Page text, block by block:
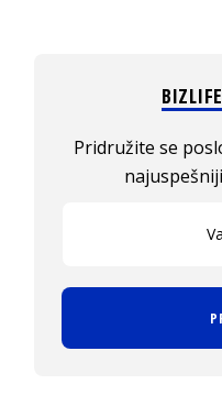
Pridružite se